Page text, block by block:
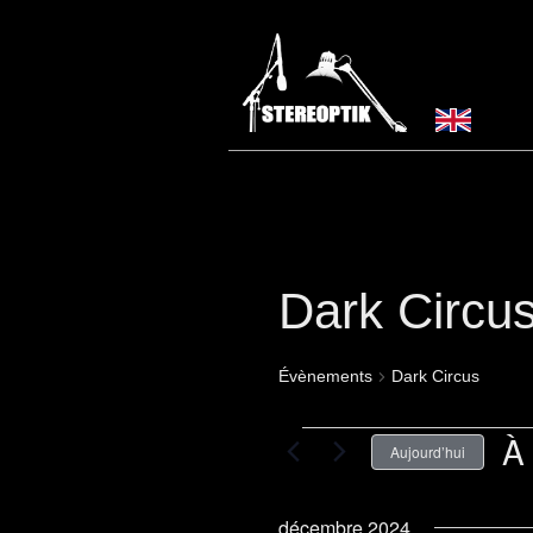
Dark
Évènements Dark Circus
Évènements
Aujourd’hui